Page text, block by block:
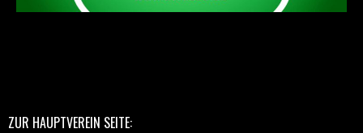
ZUR HAUPTVEREIN SEITE: